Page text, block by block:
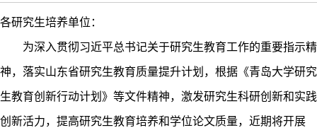
各研究生培养单位：
为深入贯彻习近平总书记关于研究生教育工作的重要指示精
神，落实山东省研究生教育质量提升计划，根据《青岛大学研究
生教育创新行动计划》等文件精神，激发研究生科研创新和实践
创新活力，提高研究生教育培养和学位论文质量，近期将开展